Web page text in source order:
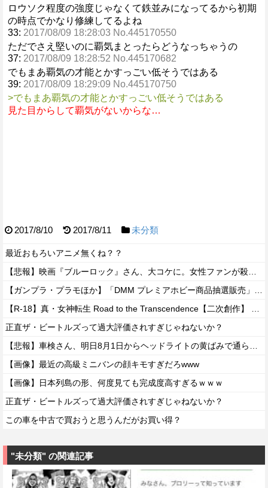
ロウソク程度の強度じゃなくて鉄並みになってるから初期
の時点でかなり修練してるよね
33: 2017/08/09 18:28:03 No.445170550
ただでさえ堅いのに覇気まとったらどうなっちゃうの
37: 2017/08/09 18:28:52 No.445170682
でもまあ覇気の才能とかすっごい低そうではある
39: 2017/08/09 18:29:09 No.445170750
>でもまあ覇気の才能とかすっごい低そうではある
見た目からして覇気がないからな…
2017/8/10 2017/8/11 未分類
最近おもろいアニメ無くね？？
正直ザ・ビートルズって過大評価されすぎじゃねないか？
【画像】最近の高級ミニバンの顔キモすぎだろwww
【画像】日本列島の形、何度見ても完成度高すぎるｗｗｗ
正直ザ・ビートルズって過大評価されすぎじゃねないか？
この車を中古で買おうと思うんだがお買い得？
"未分類" の関連記事